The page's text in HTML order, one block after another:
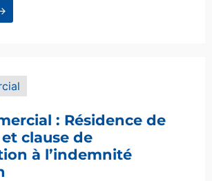
: Résidence de
clause de
à l’indemnité